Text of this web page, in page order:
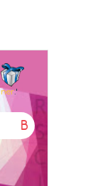
.'
B